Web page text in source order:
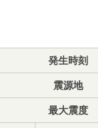
発生時刻
震源地
最大震度